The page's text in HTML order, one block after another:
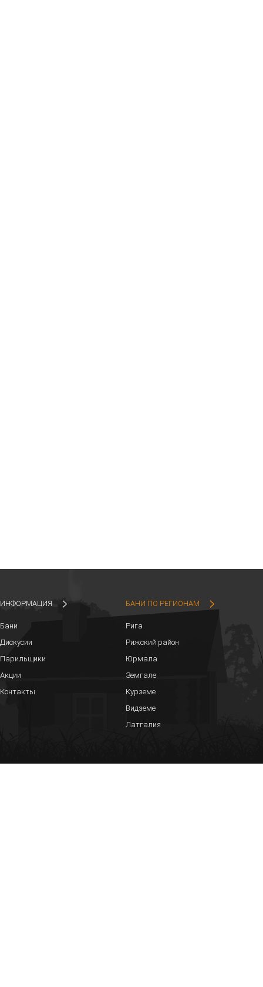
ИНФОРМАЦИЯ
Бани
Дискусии
Парильщики
Акции
Контакты
БАНИ ПО РЕГИОНАМ
Рига
Рижский район
Юрмала
Земгале
Курземе
Видземе
Латгалия